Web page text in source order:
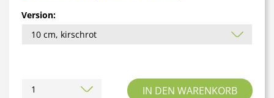
Version:
IN DEN WARENKORB